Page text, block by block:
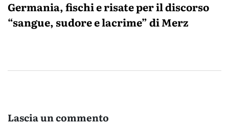
Germania, fischi e risate per il discorso
“sangue, sudore e lacrime” di Merz
Lascia un commento